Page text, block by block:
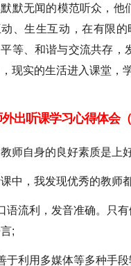
默无闻的模范听众，
、生生互动，在有限
等、和谐与交流共存，
现实的生活进入课堂，
出听课学习心得体会（
师自身的良好素质是上
中，我发现优秀的教师
语流利，发音准确。只
;
于利用多媒体等多种手